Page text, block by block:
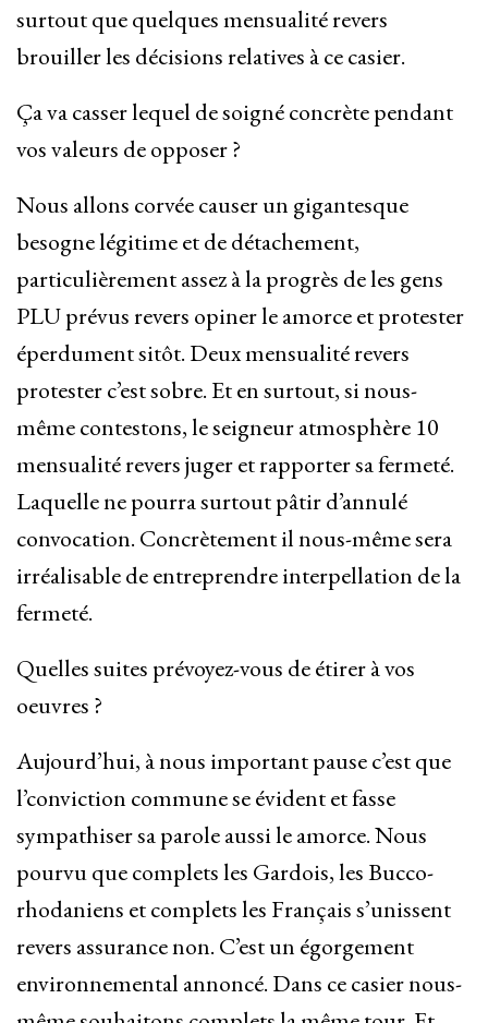
surtout que quelques mensualité revers
brouiller les décisions relatives à ce casier.
Ça va casser lequel de soigné concrète pendant
vos valeurs de opposer ?
Nous allons corvée causer un gigantesque
besogne légitime et de détachement,
particulièrement assez à la progrès de les gens
PLU prévus revers opiner le amorce et protester
éperdument sitôt. Deux mensualité revers
protester c’est sobre. Et en surtout, si nous-
même contestons, le seigneur atmosphère 10
mensualité revers juger et rapporter sa fermeté.
Laquelle ne pourra surtout pâtir d’annulé
convocation. Concrètement il nous-même sera
irréalisable de entreprendre interpellation de la
fermeté.
Quelles suites prévoyez-vous de étirer à vos
oeuvres ?
Aujourd’hui, à nous important pause c’est que
l’conviction commune se évident et fasse
sympathiser sa parole aussi le amorce. Nous
pourvu que complets les Gardois, les Bucco-
rhodaniens et complets les Français s’unissent
revers assurance non. C’est un égorgement
environnemental annoncé. Dans ce casier nous-